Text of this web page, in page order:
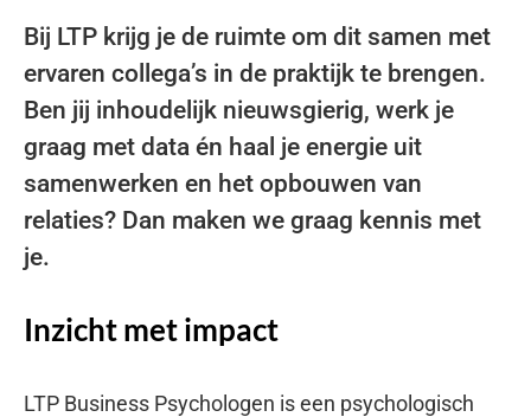
Bij LTP krijg je de ruimte om dit samen met
ervaren collega’s in de praktijk te brengen.
Ben jij inhoudelijk nieuwsgierig, werk je
graag met data én haal je energie uit
samenwerken en het opbouwen van
relaties? Dan maken we graag kennis met
je.
Inzicht met impact
LTP Business Psychologen is een psychologisch